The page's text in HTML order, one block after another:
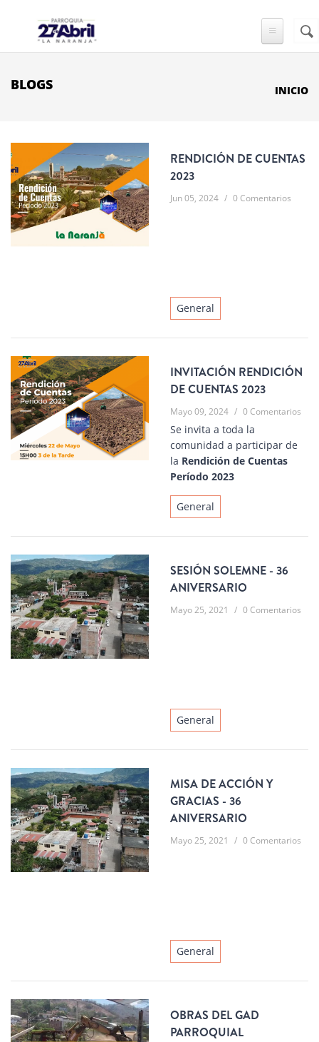
DE
BLOGS INICIO
RENDICIÓN DE CUENTAS
2023
Jun 05, 2024 / 0 Comentarios
General
INVITACIÓN RENDICIÓN
DE CUENTAS 2023
Mayo 09, 2024 / 0 Comentarios
Se invita a toda la
comunidad a participar de
la Rendición de Cuentas
Período 2023
General
SESIÓN SOLEMNE - 36
ANIVERSARIO
Mayo 25, 2021 / 0 Comentarios
General
MISA DE ACCIÓN Y
GRACIAS - 36
ANIVERSARIO
Mayo 25, 2021 / 0 Comentarios
General
OBRAS DEL GAD
PARROQUIAL